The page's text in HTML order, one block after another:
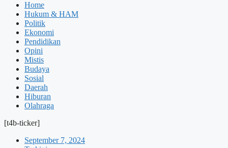
Home
Hukum & HAM
Politik
Ekonomi
Pendidikan
Opini
Mistis
Budaya
Sosial
Daerah
Hiburan
Olahraga
[t4b-ticker]
September 7, 2024